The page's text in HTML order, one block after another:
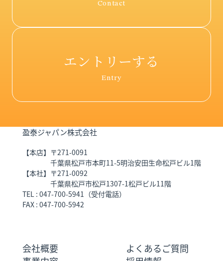
Contact
エントリーする
Entry
盈泰ジャパン株式会社
【本店】 〒271-0091
千葉県松戸市本町11-5明治安田生命松戸ビル1階
【本社】 〒271-0092
千葉県松戸市松戸1307-1松戸ビル11階
TEL 047-700-5941 （受付電話）
FAX 047-700-5942
会社概要
よくあるご質問